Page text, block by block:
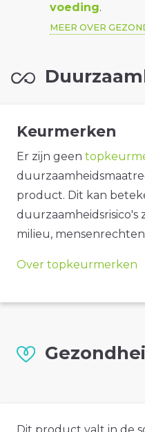
voeding.
MEER OVER
Keurmerken
Er zijn geen
product. Dit kan
duurzaamheidsrisico's
milieu,
Over topkeurmerken